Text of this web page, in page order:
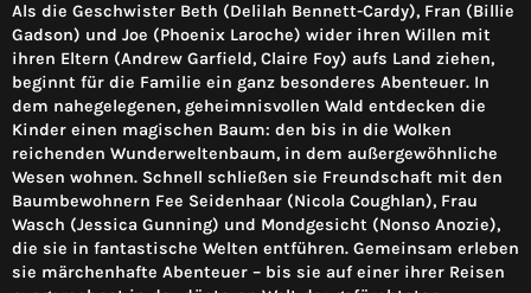
Als die Geschwister Beth (Delilah Bennett-Cardy), Fran (Billie
Gadson) und Joe (Phoenix Laroche) wider ihren Willen mit
ihren Eltern (Andrew Garfield, Claire Foy) aufs Land ziehen,
beginnt für die Familie ein ganz besonderes Abenteuer. In
dem nahegelegenen, geheimnisvollen Wald entdecken die
Kinder einen magischen Baum: den bis in die Wolken
reichenden Wunderweltenbaum, in dem außergewöhnliche
Wesen wohnen. Schnell schließen sie Freundschaft mit den
Baumbewohnern Fee Seidenhaar (Nicola Coughlan), Frau
Wasch (Jessica Gunning) und Mondgesicht (Nonso Anozie),
die sie in fantastische Welten entführen. Gemeinsam erleben
sie märchenhafte Abenteuer – bis sie auf einer ihrer Reisen